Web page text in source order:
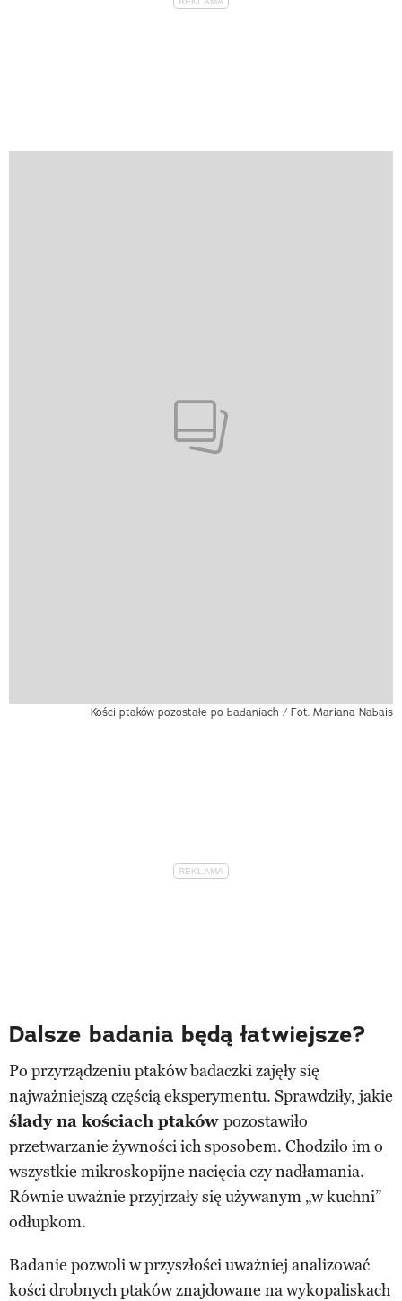
Kości ptaków pozostałe po badaniach / Fot. Mariana Nabais
Dalsze badania będą łatwiejsze?
Po przyrządzeniu ptaków badaczki zajęły się
najważniejszą częścią eksperymentu. Sprawdziły, jakie
ślady na kościach ptaków pozostawiło
przetwarzanie żywności ich sposobem. Chodziło im o
wszystkie mikroskopijne nacięcia czy nadłamania.
Równie uważnie przyjrzały się używanym „w kuchni”
odłupkom.
Badanie pozwoli w przyszłości uważniej analizować
kości drobnych ptaków znajdowane na wykopaliskach